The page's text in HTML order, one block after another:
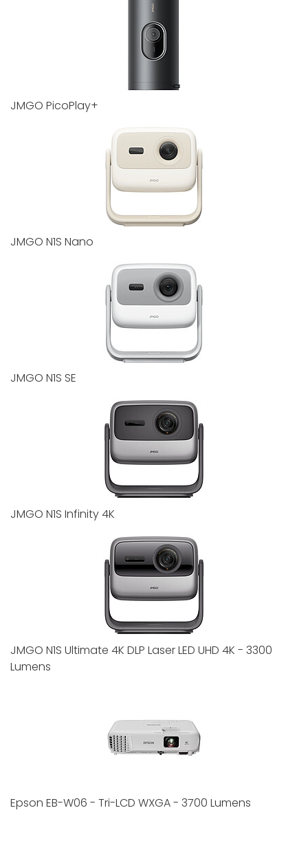
JMGO PicoPlay+
JMGO N1S Nano
JMGO N1S SE
JMGO N1S Infinity 4K
JMGO N1S Ultimate 4K DLP Laser LED UHD 4K - 3300
Lumens
Epson EB-W06 - Tri-LCD WXGA - 3700 Lumens